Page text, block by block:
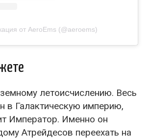
от AeroEms (@aeroems)
летоисчислению. Весь
в Галактическую империю,
Император. Именно он
Атрейдесов переехать на